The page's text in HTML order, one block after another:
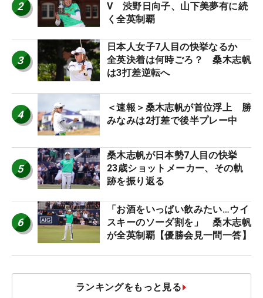
2
V 渋野日向子、山下美夢有に続
く全英制覇
3
日本人女子7人目の快挙なるか
全英決着は何時ごろ？ 桑木志帆
は3打差逆転へ
4
＜速報＞桑木志帆が首位浮上 勝
みなみは2打差で後半プレー中
5
桑木志帆が日本勢7人目の快挙
23歳ショットメーカー、その軌
跡を振り返る
6
「お酒をいっぱい飲みたい…ウイ
スキーのソーダ割を」 桑木志帆
が全英制覇【優勝会見一問一答】
ランキングをもっと見る